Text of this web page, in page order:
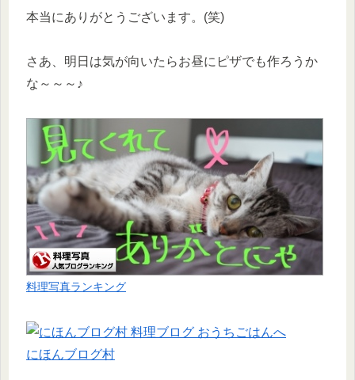
本当にありがとうございます。(笑)
さあ、明日は気が向いたらお昼にピザでも作ろうか
な～～～♪
料理写真ランキング
にほんブログ村